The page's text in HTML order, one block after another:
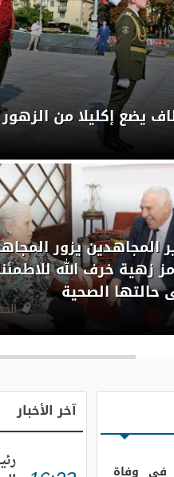
يضع إكليلا من
المجاهدين يزور
زهية خرف الله
حالتها الصحية
الحدث
في وفاة
آخر الأخبار